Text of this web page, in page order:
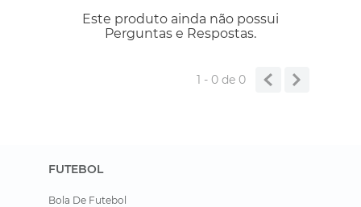
Este produto ainda não possui
Perguntas e Respostas.
1 - 0de 0
FUTEBOL
Bola De Futebol